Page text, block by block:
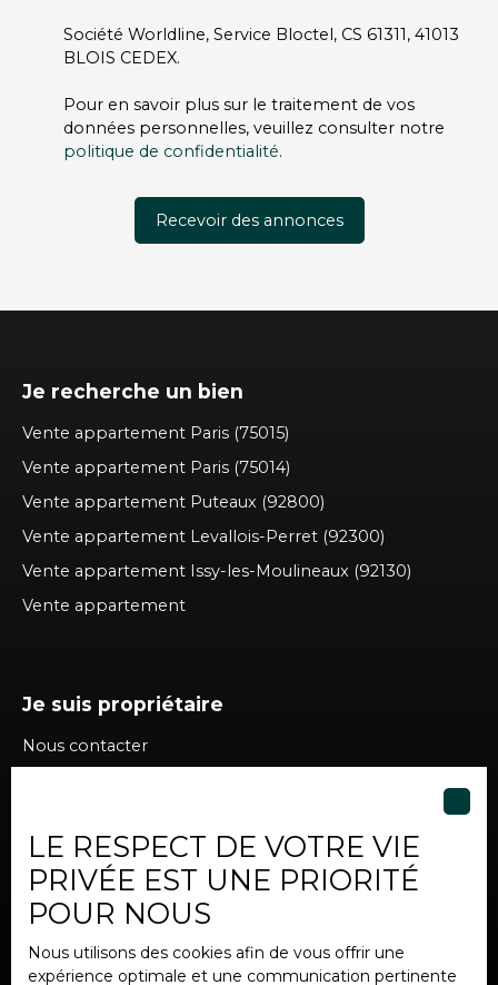
Société Worldline, Service Bloctel, CS 61311, 41013
BLOIS CEDEX.
Pour en savoir plus sur le traitement de vos
données personnelles, veuillez consulter notre
politique de confidentialité.
Recevoir des annonces
Je recherche un bien
Vente appartement Paris (75015)
Vente appartement Paris (75014)
Vente appartement Puteaux (92800)
Vente appartement Levallois-Perret (92300)
Vente appartement Issy-les-Moulineaux (92130)
Vente appartement
Je suis propriétaire
Nous contacter
Informations
Nos honoraires
Mentions légales
Politique de confidentialité
LE RESPECT DE VOTRE VIE
PRIVÉE EST UNE PRIORITÉ
POUR NOUS
Nous utilisons des cookies afin de vous offrir une
expérience optimale et une communication pertinente